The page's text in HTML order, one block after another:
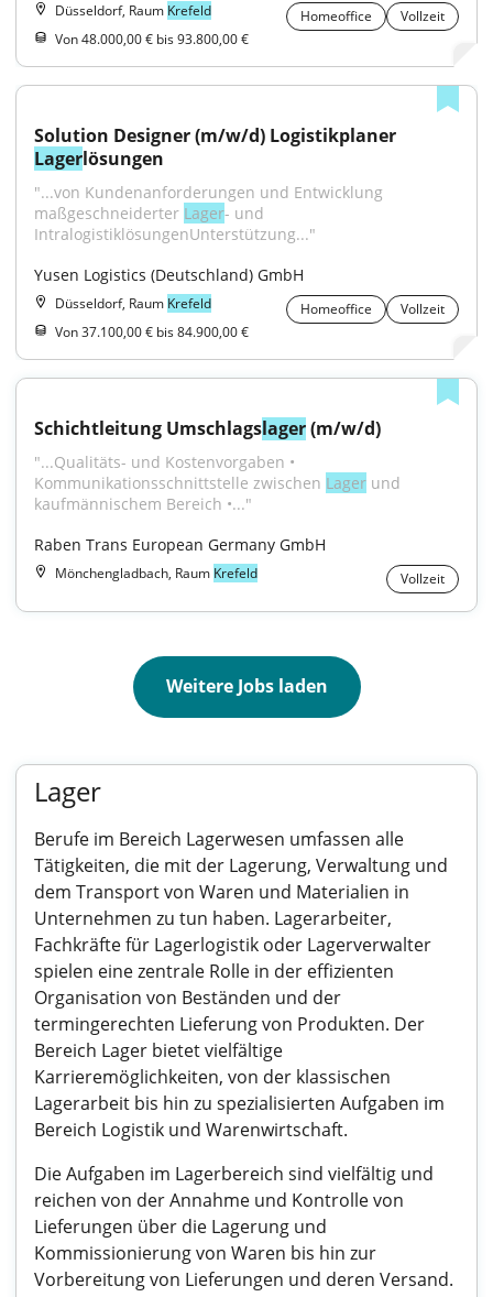
Düsseldorf, Raum Krefeld Homeoffice
Vollzeit
Von 48.000,00 € bis 93.800,00 €
Lagerlösungen
"...von Kundenanforderungen und Entwicklung
maßgeschneiderter Lager- und
IntralogistiklösungenUnterstützung..."
Yusen Logistics (Deutschland) GmbH
Düsseldorf, Raum Krefeld Homeoffice
Vollzeit
Von 37.100,00 € bis 84.900,00 €
Schichtleitung Umschlagslager (m/w/d)
"...Qualitäts- und Kostenvorgaben •
Kommunikationsschnittstelle zwischen Lager und
kaufmännischem Bereich •..."
Raben Trans European Germany GmbH
Mönchengladbach, Raum Krefeld Vollzeit
Weitere Jobs laden
Lager
Berufe im Bereich Lagerwesen umfassen alle
Tätigkeiten, die mit der Lagerung, Verwaltung und
dem Transport von Waren und Materialien in
Unternehmen zu tun haben. Lagerarbeiter,
Fachkräfte für Lagerlogistik oder Lagerverwalter
spielen eine zentrale Rolle in der effizienten
Organisation von Beständen und der
termingerechten Lieferung von Produkten. Der
Bereich Lager bietet vielfältige
Karrieremöglichkeiten, von der klassischen
Lagerarbeit bis hin zu spezialisierten Aufgaben im
Bereich Logistik und Warenwirtschaft.
Die Aufgaben im Lagerbereich sind vielfältig und
reichen von der Annahme und Kontrolle von
Lieferungen über die Lagerung und
Kommissionierung von Waren bis hin zur
Vorbereitung von Lieferungen und deren Versand.